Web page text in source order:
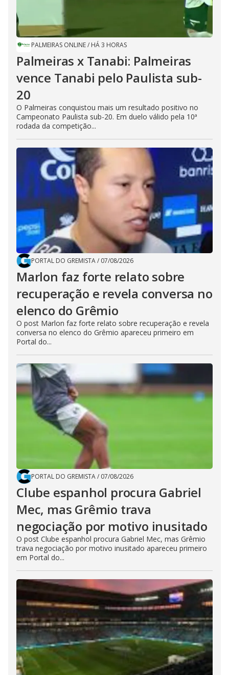
PALMEIRAS ONLINE/ HÁ 3 HORAS
Palmeiras x Tanabi: Palmeiras
vence Tanabi pelo Paulista sub-
20
O Palmeiras conquistou mais um resultado positivo no
Campeonato Paulista sub-20. Em duelo válido pela 10ª
rodada da competição...
PORTAL DO GREMISTA/ 07/08/2026
Marlon faz forte relato sobre
recuperação e revela conversa no
elenco do Grêmio
O post Marlon faz forte relato sobre recuperação e revela
conversa no elenco do Grêmio apareceu primeiro em
Portal do...
PORTAL DO GREMISTA/ 07/08/2026
Clube espanhol procura Gabriel
Mec, mas Grêmio trava
negociação por motivo inusitado
O post Clube espanhol procura Gabriel Mec, mas Grêmio
trava negociação por motivo inusitado apareceu primeiro
em Portal do...